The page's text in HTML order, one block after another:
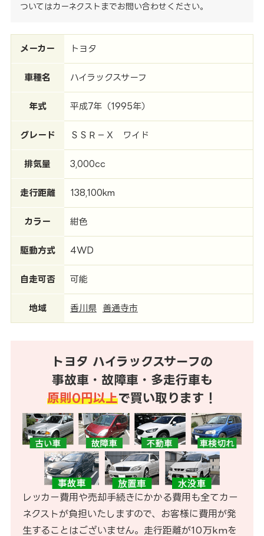
ついてはカーネクストまでお問い合わせください。
メーカー トヨタ
車種名 ハイラックスサーフ
年式 平成7年（1995年）
グレード ＳＳＲ－Ｘ ワイド
排気量 3,000cc
走行距離 138,100km
カラー 紺色
駆動方式 4WD
自走可否 可能
地域 香川県 善通寺市
トヨタ ハイラックスサーフの
事故車・故障車・多走行車も
原則0円以上で買い取ります！
レッカー費用や売却手続きにかかる費用も全てカー
ネクストが負担いたしますので、お客様に費用が発
生することはございません。走行距離が10万kmを